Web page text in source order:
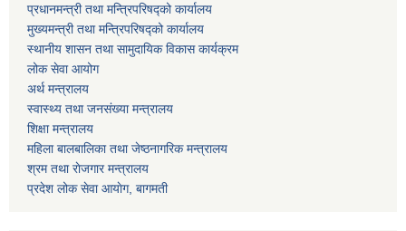
प्रधानमन्त्री तथा मन्त्रिपरिषद्को कार्यालय
मुख्यमन्त्री तथा मन्त्रिपरिषद्को कार्यालय
स्थानीय शासन तथा सामुदायिक विकास कार्यक्रम
लोक सेवा आयोग
अर्थ मन्त्रालय
स्वास्थ्य तथा जनस‌ंख्या मन्त्रालय
शिक्षा मन्त्रालय
महिला बालबालिका तथा जेष्ठनागरिक मन्त्रालय
श्रम तथा राेजगार मन्त्रालय
प्रदेश लोक सेवा आयाेग, बागमती